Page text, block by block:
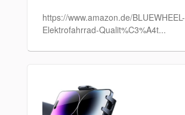
https://www.amazon.de/BLUEWHEEL-
Elektrofahrrad-Qualit%C3%A4t...